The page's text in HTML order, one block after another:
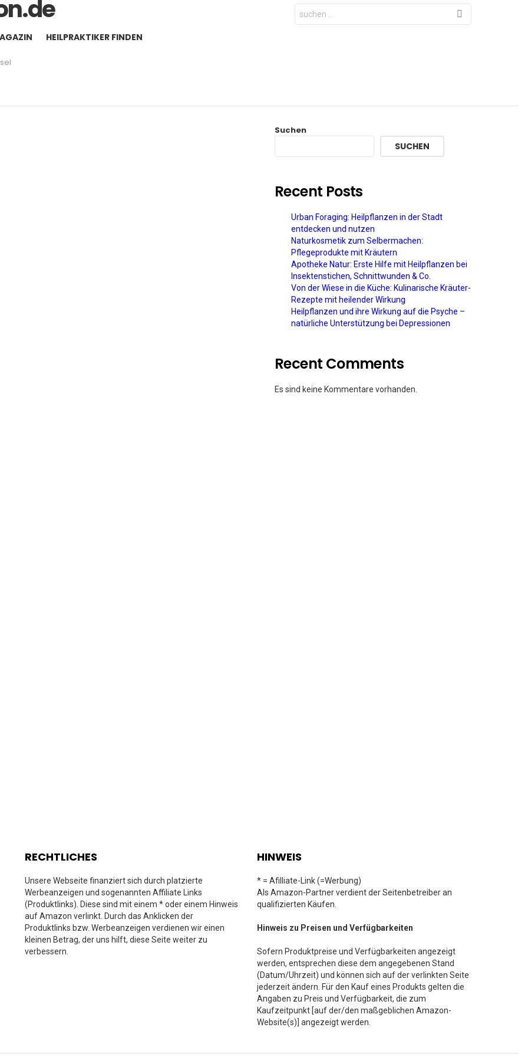
Search
for:
HEILPRAKTIKER FINDEN
Suchen
SUCHEN
Recent Posts
Urban Foraging: Heilpflanzen in der Stadt
entdecken und nutzen
Naturkosmetik zum Selbermachen:
Pflegeprodukte mit Kräutern
Apotheke Natur: Erste Hilfe mit Heilpflanzen bei
Insektenstichen, Schnittwunden & Co.
Von der Wiese in die Küche: Kulinarische Kräuter-
Rezepte mit heilender Wirkung
Heilpflanzen und ihre Wirkung auf die Psyche –
natürliche Unterstützung bei Depressionen
Recent Comments
Es sind keine Kommentare vorhanden.
RECHTLICHES
Unsere Webseite finanziert sich durch platzierte
Werbeanzeigen und sogenannten Affiliate Links
(Produktlinks). Diese sind mit einem * oder einem Hinweis
auf Amazon verlinkt. Durch das Anklicken der
Produktlinks bzw. Werbeanzeigen verdienen wir einen
kleinen Betrag, der uns hilft, diese Seite weiter zu
verbessern.
HINWEIS
* = Afilliate-Link (=Werbung)
Als Amazon-Partner verdient der Seitenbetreiber an
qualifizierten Käufen.
Hinweis zu Preisen und Verfügbarkeiten
Sofern Produktpreise und Verfügbarkeiten angezeigt
werden, entsprechen diese dem angegebenen Stand
(Datum/Uhrzeit) und können sich auf der verlinkten Seite
jederzeit ändern. Für den Kauf eines Produkts gelten die
Angaben zu Preis und Verfügbarkeit, die zum
Kaufzeitpunkt [auf der/den maßgeblichen Amazon-
Website(s)] angezeigt werden.